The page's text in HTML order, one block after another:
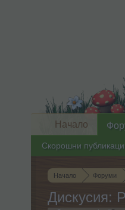
Начало Форуми
Дискусия:
Начало
Скорошни